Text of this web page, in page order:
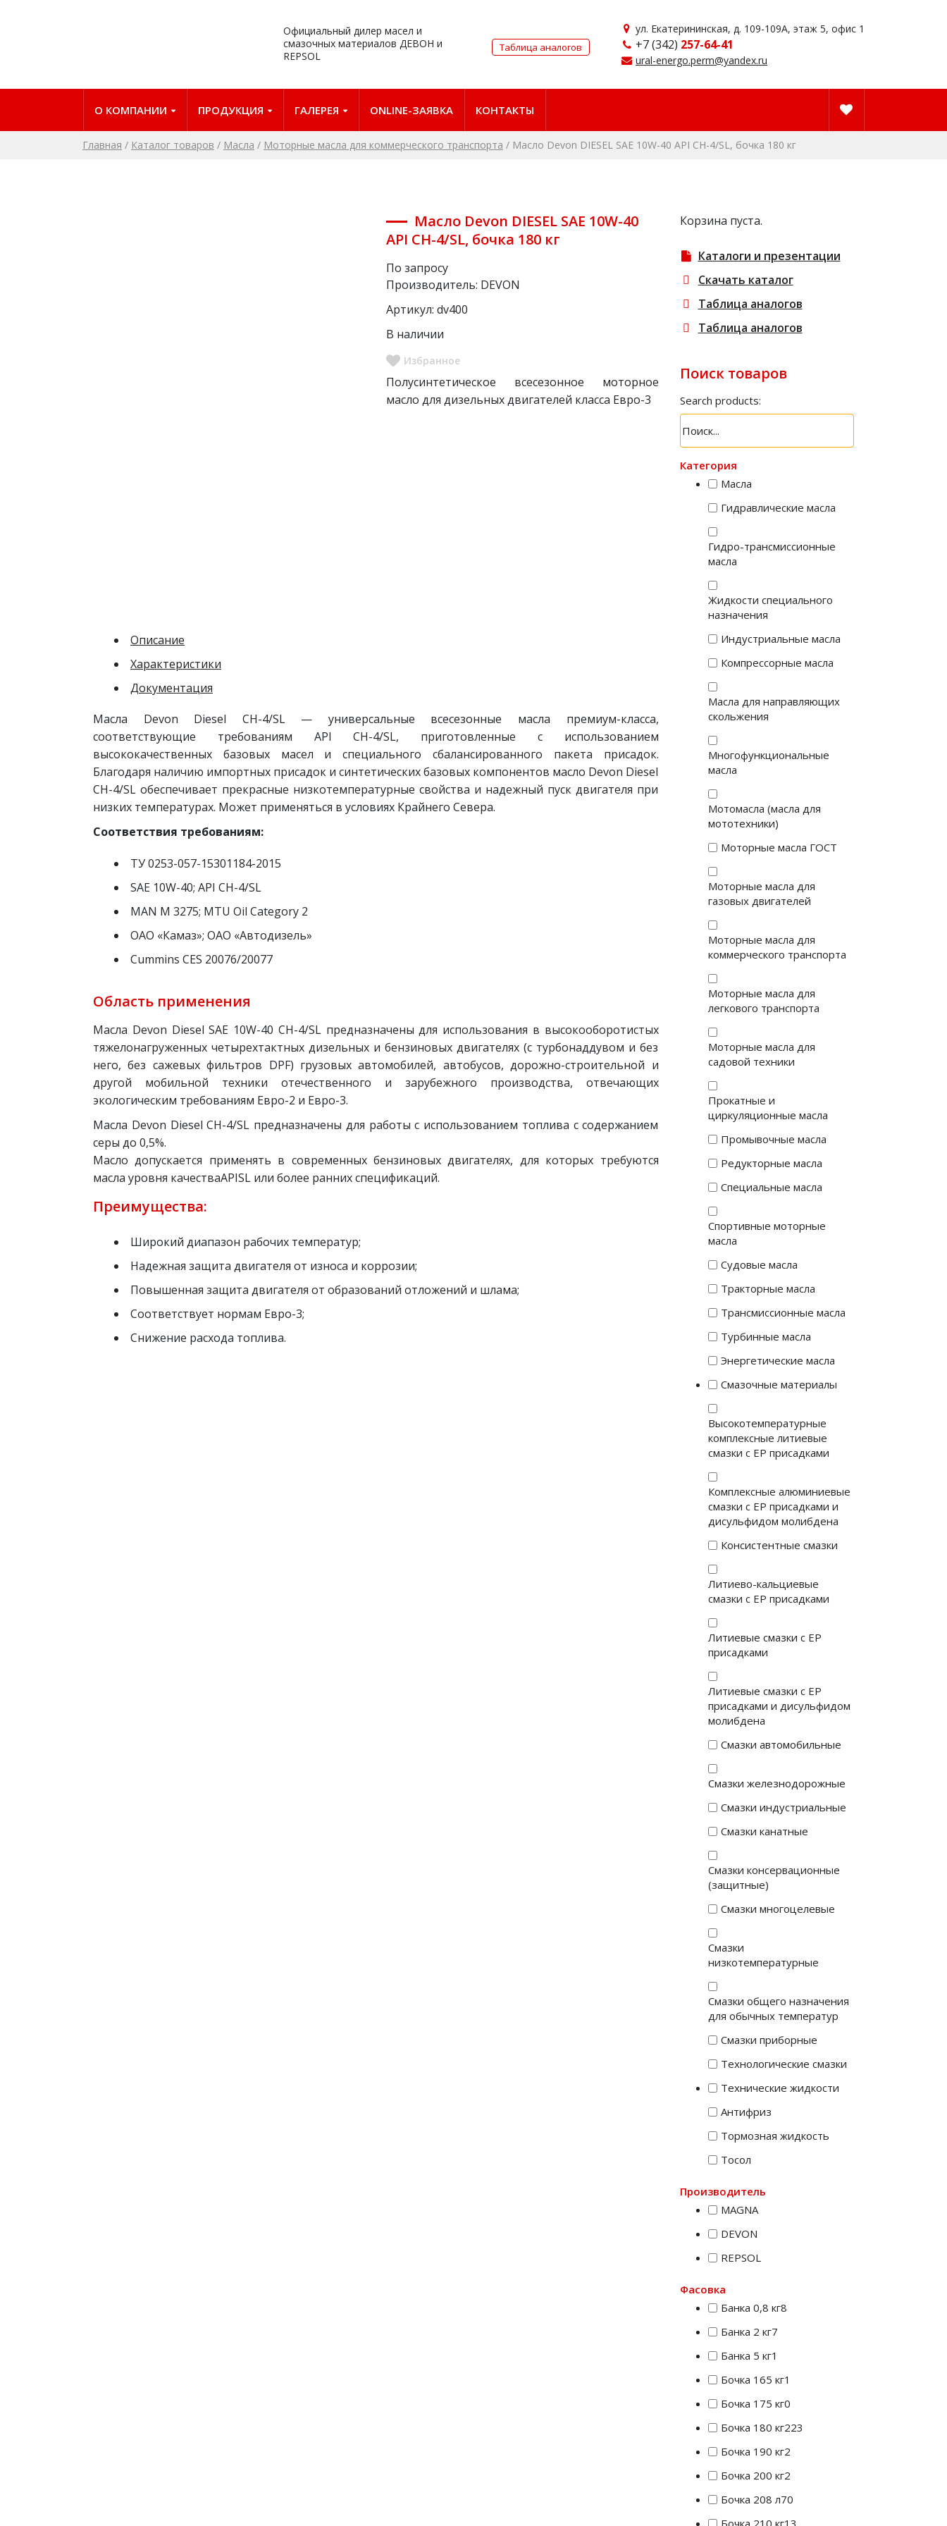
Официальный дилер масел и
смазочных материалов ДЕВОН и
REPSOL
Таблица аналогов
ул. Екатерининская, д. 109-109А, этаж 5, офис 1
+7 (342) 257-64-41
ural-energo.perm@yandex.ru
О КОМПАНИИ ПРОДУКЦИЯ ГАЛЕРЕЯ ONLINE-ЗАЯВКА КОНТАКТЫ
Главная / Каталог товаров / Масла / Моторные масла для коммерческого транспорта / Масло Devon DIЕSEL SAE 10W-40 API CH-4/SL, бочка 180 кг
Масло Devon DIЕSEL SAE 10W-40
API CH-4/SL, бочка 180 кг
По запросу
Производитель: DEVON
Артикул:dv400
В наличии
Полусинтетическое всесезонное моторное
масло для дизельных двигателей класса Евро-3
Описание
Характеристики
Документация
Масла Devon Diesel CH-4/SL — универсальные всесезонные масла премиум-класса,
соответствующие требованиям API CH-4/SL, приготовленные с использованием
высококачественных базовых масел и специального сбалансированного пакета присадок.
Благодаря наличию импортных присадок и синтетических базовых компонентов масло Devon Diesel
CH-4/SL обеспечивает прекрасные низкотемпературные свойства и надежный пуск двигателя при
низких температурах. Может применяться в условиях Крайнего Севера.
Соответствия требованиям:
ТУ 0253-057-15301184-2015
SAE 10W-40; API CH-4/SL
MAN M 3275; MTU Oil Category 2
ОАО «Камаз»; ОАО «Автодизель»
Cummins CES 20076/20077
Область применения
Масла Devon Diesel SAE 10W-40 CH-4/SL предназначены для использования в высокооборотистых
тяжелонагруженных четырехтактных дизельных и бензиновых двигателях (с турбонаддувом и без
него, без сажевых фильтров DPF) грузовых автомобилей, автобусов, дорожно-строительной и
другой мобильной техники отечественного и зарубежного производства, отвечающих
экологическим требованиям Евро-2 и Евро-3.
Масла Devon Diesel CH-4/SL предназначены для работы с использованием топлива с содержанием
серы до 0,5%.
Масло допускается применять в современных бензиновых двигателях, для которых требуются
масла уровня качестваAPISL или более ранних спецификаций.
Преимущества:
Широкий диапазон рабочих температур;
Надежная защита двигателя от износа и коррозии;
Повышенная защита двигателя от образований отложений и шлама;
Соответствует нормам Евро-3;
Снижение расхода топлива.
Корзина пуста.
Каталоги и презентации
Скачать каталог
Таблица аналогов
Таблица аналогов
Поиск товаров
Search products:
Категория
Масла
Гидравлические масла
Гидро-трансмиссионные
масла
Жидкости специального
назначения
Индустриальные масла
Компрессорные масла
Масла для направляющих
скольжения
Многофункциональные
масла
Мотомасла (масла для
мототехники)
Моторные масла ГОСТ
Моторные масла для
газовых двигателей
Моторные масла для
коммерческого транспорта
Моторные масла для
легкового транспорта
Моторные масла для
садовой техники
Прокатные и
циркуляционные масла
Промывочные масла
Редукторные масла
Специальные масла
Спортивные моторные
масла
Судовые масла
Тракторные масла
Трансмиссионные масла
Турбинные масла
Энергетические масла
Смазочные материалы
Высокотемпературные
комплексные литиевые
смазки с EP присадками
Комплексные алюминиевые
смазки с EP присадками и
дисульфидом молибдена
Консистентные смазки
Литиево-кальциевые
смазки с EP присадками
Литиевые смазки с EP
присадками
Литиевые смазки с EP
присадками и дисульфидом
молибдена
Смазки автомобильные
Смазки железнодорожные
Смазки индустриальные
Смазки канатные
Смазки консервационные
(защитные)
Смазки многоцелевые
Смазки
низкотемпературные
Смазки общего назначения
для обычных температур
Смазки приборные
Технологические смазки
Технические жидкости
Антифриз
Тормозная жидкость
Тосол
Производитель
MAGNA
DEVON
REPSOL
Фасовка
Банка 0,8 кг8
Банка 2 кг7
Банка 5 кг1
Бочка 165 кг1
Бочка 175 кг0
Бочка 180 кг223
Бочка 190 кг2
Бочка 200 кг2
Бочка 208 л70
Бочка 210 кг13